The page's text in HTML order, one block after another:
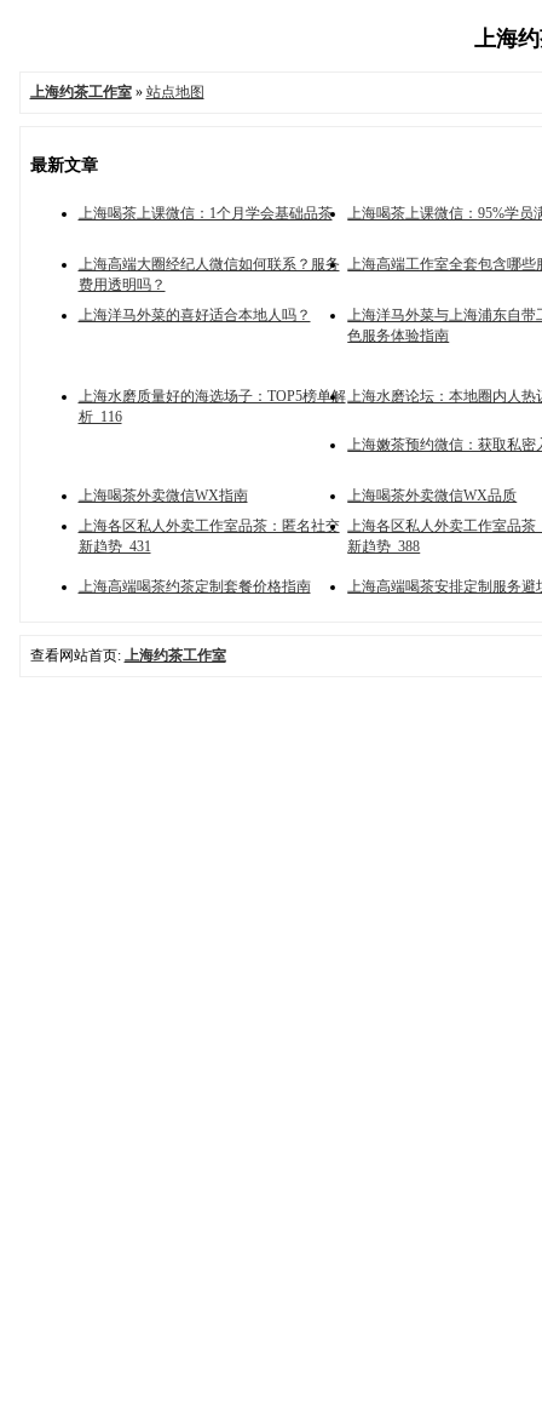
上海
上海约茶工作室» 站点地图
最新文章
上海喝茶上课微信：1个月学会基础品茶 上海喝茶上课微信：95%学员
上海高端大圈经纪人微信如何联系？服务
费用透明吗？
上海高端工作室全套包含哪些
上海洋马外菜的喜好适合本地人吗？
上海洋马外菜与上海浦东自带
色服务体验指南
上海水磨质量好的海选场子：TOP5榜单解
析_116
上海水磨论坛：本地圈内人热
上海嫩茶预约微信：获取私密
上海喝茶外卖微信WX指南
上海喝茶外卖微信WX品质
上海各区私人外卖工作室品茶：匿名社交
新趋势_431
上海各区私人外卖工作室品茶
新趋势_388
上海高端喝茶约茶定制套餐价格指南 上海高端喝茶安排定制服务避
查看网站首页: 上海约茶工作室